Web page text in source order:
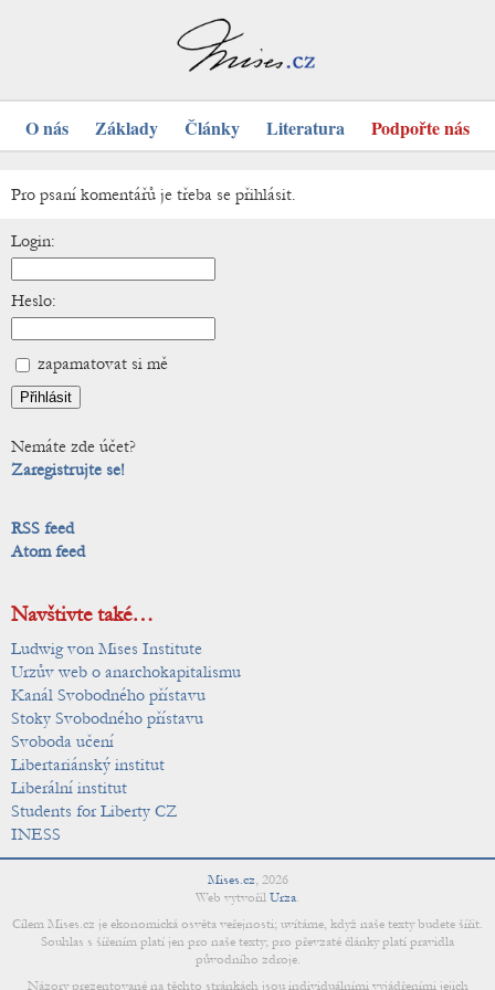
O nás Základy Články Literatura Podpořte nás
Pro psaní komentářů je třeba se přihlásit.
Login:
Heslo:
zapamatovat si mě
Nemáte zde účet?
Zaregistrujte se!
RSS feed
Atom feed
Navštivte také…
Ludwig von Mises Institute
Urzův web o anarchokapitalismu
Kanál Svobodného přístavu
Stoky Svobodného přístavu
Svoboda učení
Libertariánský institut
Liberální institut
Students for Liberty CZ
INESS
Mises.cz, 2026
Web vytvořil Urza.
Cílem Mises.cz je ekonomická osvěta veřejnosti; uvítáme, když naše texty budete šířit.
Souhlas s šířením platí jen pro naše texty; pro převzaté články platí pravidla
původního zdroje.
Názory prezentované na těchto stránkách jsou individuálními vyjádřeními jejich